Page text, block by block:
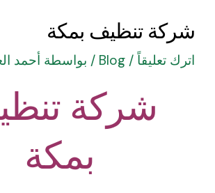
شركة تنظيف بمكة
اترك تعليقاً /
Blog / بواسطة أحمد
شركة
بمكة